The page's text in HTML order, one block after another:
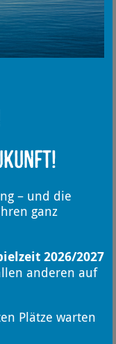
– und die
ganz
2026/2027
anderen auf
Plätze warten